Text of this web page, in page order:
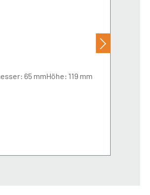
lDurchmesser: 65 mmHöhe: 119 mm